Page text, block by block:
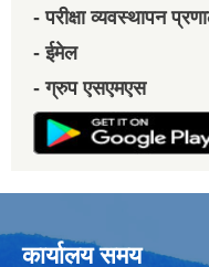
- परीक्षा व्यवस्थापन
- ईमेल
- ग्रुप एसएमएस
कार्यालय समय